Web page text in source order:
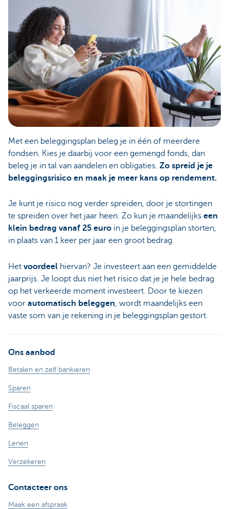
Met een beleggingsplan beleg je in één of meerdere
fondsen. Kies je daarbij voor een gemengd fonds, dan
beleg je in tal van aandelen en obligaties. Zo spreid je je
beleggingsrisico en maak je meer kans op rendement.
Je kunt je risico nog verder spreiden, door je stortingen
te spreiden over het jaar heen. Zo kun je maandelijks een
klein bedrag vanaf 25 euro in je beleggingsplan storten,
in plaats van 1 keer per jaar een groot bedrag.
Het voordeel hiervan? Je investeert aan een gemiddelde
jaarprijs. Je loopt dus niet het risico dat je je hele bedrag
op het verkeerde moment investeert. Door te kiezen
voor automatisch beleggen, wordt maandelijks een
vaste som van je rekening in je beleggingsplan gestort.
Ons aanbod
Betalen en zelf bankieren
Sparen
Fiscaal sparen
Beleggen
Lenen
Verzekeren
Contacteer ons
Maak een afspraak